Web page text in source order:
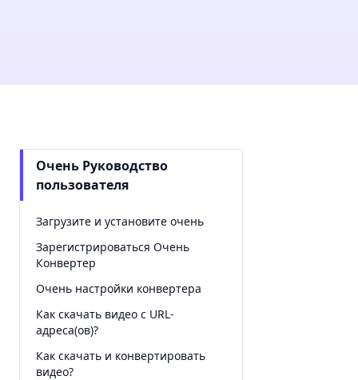
Очень Руководство
пользователя
Загрузите и установите очень
Зарегистрироваться Очень
Конвертер
Очень настройки конвертера
Как скачать видео с URL-
адреса(ов)?
Как скачать и конвертировать
видео?